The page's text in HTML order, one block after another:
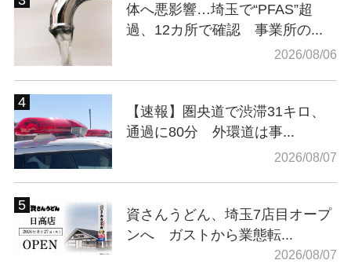
体へ悪影響…埼玉で“PFAS”超
過、12カ所で確認 事業所の...
2026/08/06
【速報】圏央道で渋滞31キロ、
通過に80分 外環道は事...
2026/08/07
資さんうどん、埼玉7店目オープ
ンへ ガストから業態転...
2026/08/07